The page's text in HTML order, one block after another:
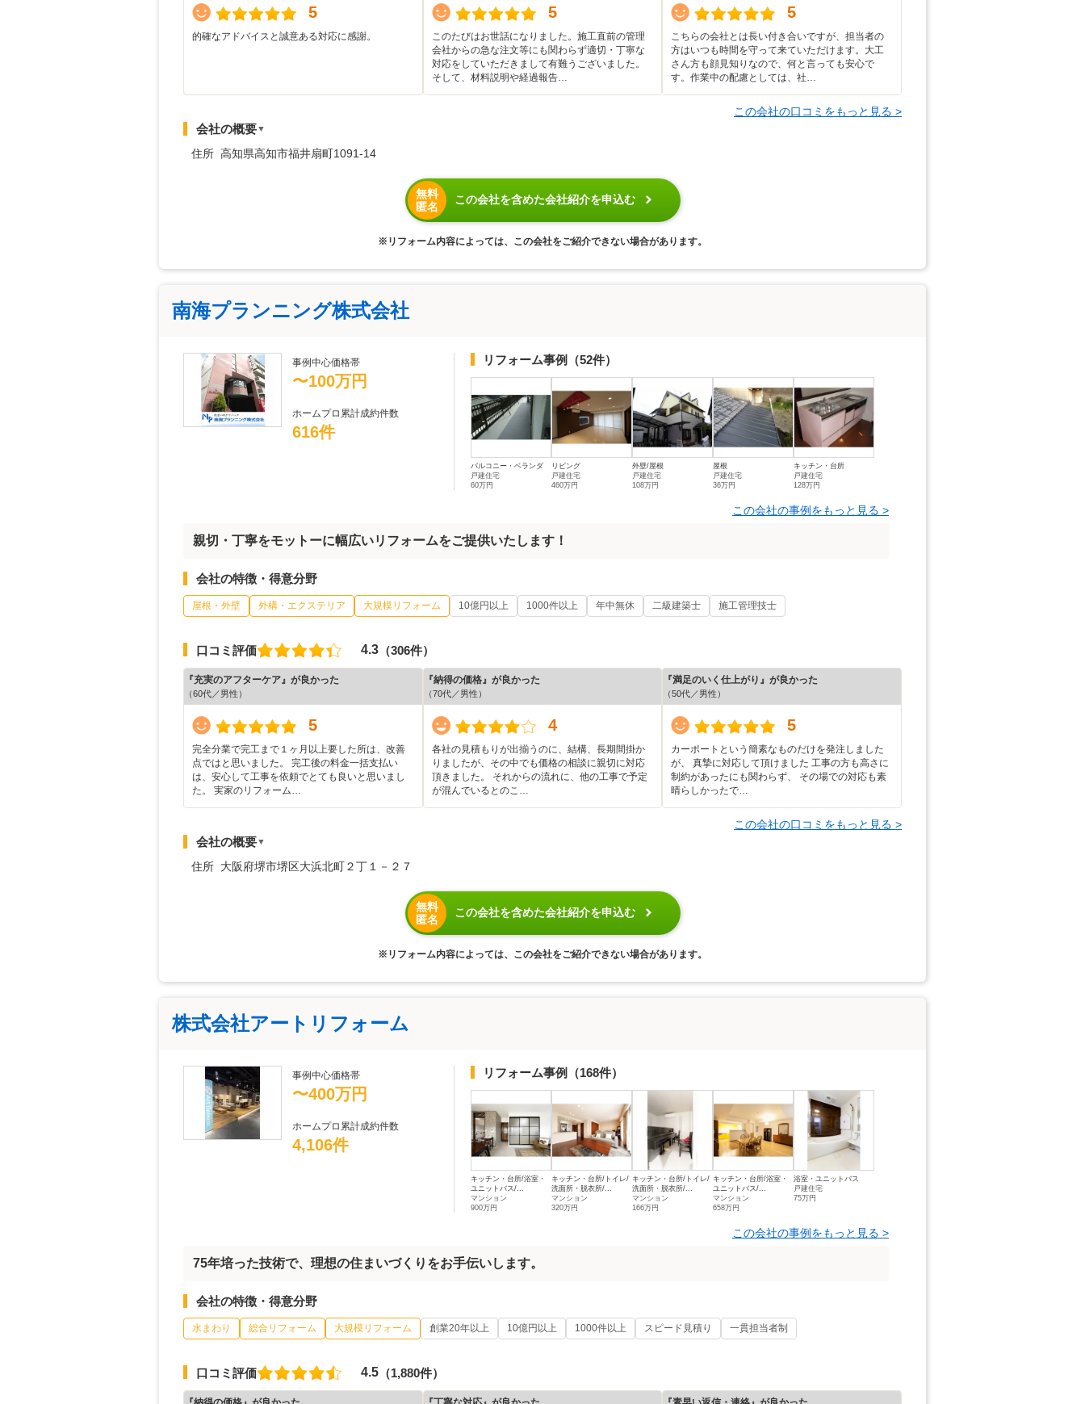
5
的確なアドバイスと誠意ある対応に感謝。
5
このたびはお世話になりました。施工直前の管理
会社からの急な注文等にも関わらず適切・丁寧な
対応をしていただきまして有難うございました。
そして、材料説明や経過報告…
5
こちらの会社とは長い付き合いですが、担当者の
方はいつも時間を守って来ていただけます。大工
さん方も顔見知りなので、何と言っても安心で
す。作業中の配慮としては、社…
この会社の口コミをもっと見る >
会社の概要▼
住所 高知県高知市福井扇町1091-14
無料
匿名
この会社を含めた会社紹介を申込む
※リフォーム内容によっては、この会社をご紹介できない場合があります。
南海プランニング株式会社
事例中心価格帯
〜100万円
ホームプロ累計成約件数
616件
リフォーム事例 （52件）
バルコニー・ベランダ
戸建住宅
60万円
リビング
戸建住宅
460万円
外壁/屋根
戸建住宅
108万円
屋根
戸建住宅
36万円
キッチン・台所
戸建住宅
128万円
この会社の事例をもっと見る >
親切・丁寧をモットーに幅広いリフォームをご提供いたします！
会社の特徴・得意分野
屋根・外壁 外構・エクステリア 大規模リフォーム 10億円以上 1000件以上 年中無休 二級建築士 施工管理技士
口コミ評価 4.3 （306件）
『充実のアフターケア』が良かった
（60代／男性）
5
完全分業で完工まで１ヶ月以上要した所は、改善
点ではと思いました。 完工後の料金一括支払い
は、安心して工事を依頼でとても良いと思いまし
た。 実家のリフォーム…
『納得の価格』が良かった
（70代／男性）
4
各社の見積もりが出揃うのに、結構、長期間掛か
りましたが、その中でも価格の相談に親切に対応
頂きました。 それからの流れに、他の工事で予定
が混んでいるとのこ…
『満足のいく仕上がり』が良かった
（50代／男性）
5
カーポートという簡素なものだけを発注しました
が、 真摯に対応して頂けました 工事の方も高さに
制約があったにも関わらず、 その場での対応も素
晴らしかったで…
この会社の口コミをもっと見る >
会社の概要▼
住所 大阪府堺市堺区大浜北町２丁１－２７
無料
匿名
この会社を含めた会社紹介を申込む
※リフォーム内容によっては、この会社をご紹介できない場合があります。
株式会社アートリフォーム
事例中心価格帯
〜400万円
ホームプロ累計成約件数
4,106件
リフォーム事例 （168件）
キッチン・台所/浴室・
ユニットバス/...
マンション
900万円
キッチン・台所/トイレ/
洗面所・脱衣所/...
マンション
320万円
キッチン・台所/トイレ/
洗面所・脱衣所/...
マンション
166万円
キッチン・台所/浴室・
ユニットバス/...
マンション
658万円
浴室・ユニットバス
戸建住宅
75万円
この会社の事例をもっと見る >
75年培った技術で、理想の住まいづくりをお手伝いします。
会社の特徴・得意分野
水まわり 総合リフォーム 大規模リフォーム 創業20年以上 10億円以上 1000件以上 スピード見積り 一貫担当者制
口コミ評価 4.5 （1,880件）